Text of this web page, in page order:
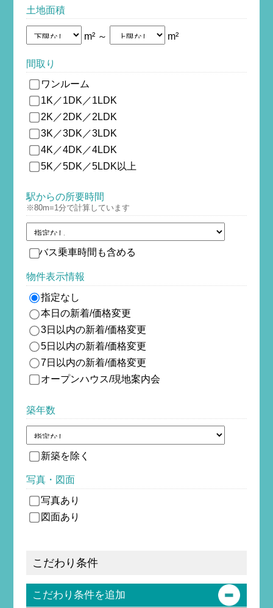
土地面積
m² ～ m²
間取り
ワンルーム
1K／1DK／1LDK
2K／2DK／2LDK
3K／3DK／3LDK
4K／4DK／4LDK
5K／5DK／5LDK以上
駅からの所要時間
※80m=1分で計算しています
バス乗車時間も含める
物件表示情報
指定なし
本日の新着/価格変更
3日以内の新着/価格変更
5日以内の新着/価格変更
7日以内の新着/価格変更
オープンハウス/現地案内会
築年数
新築を除 く
写真・図面
写真あり
図面あり
こだわり条件
こだわり条件を追加